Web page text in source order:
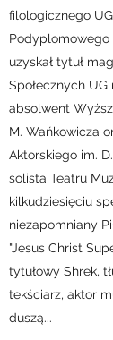
filologicznego
uzyskał tytuł
Społecznych
absolwent
M. Wańkowicza
Aktorskiego im.
solista Teatru
kilkudziesięciu
niezapomniany
"Jesus Christ
tytułowy Shrek,
tekściarz, aktor
duszą...